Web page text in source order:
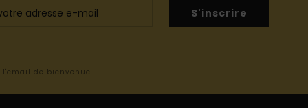
S'inscrire
de bienvenue